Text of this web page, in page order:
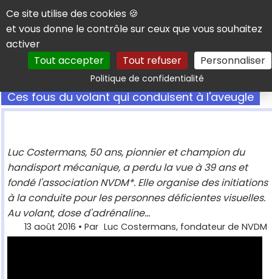
Panneau de gestion des cookies
Ce site utilise des cookies 🍪
et vous donne le contrôle sur ceux que vous souhaitez
activer
Tout accepter
Tout refuser Personnaliser
Politique de confidentialitéRechercher
Ces fous du volant qui conduisent à l'aveugle
Luc Costermans, 50 ans, pionnier et champion du
handisport mécanique, a perdu la vue à 39 ans et
fondé l'association NVDM*. Elle organise des initiations
à la conduite pour les personnes déficientes visuelles.
Au volant, dose d'adrénaline...
13 août 2016 • Par Luc Costermans, fondateur de NVDM